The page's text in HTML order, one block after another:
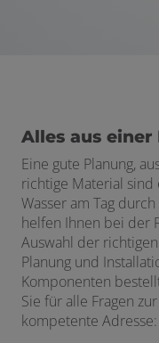
Alles aus einer
Eine gute Planung,
richtige Material
Wasser am Tag
helfen Ihnen bei der
Auswahl der
Planung und
Komponenten
Sie für alle Fragen
kompetente Adresse: